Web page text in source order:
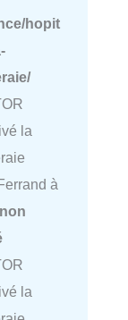
hopit
la
à
non
la